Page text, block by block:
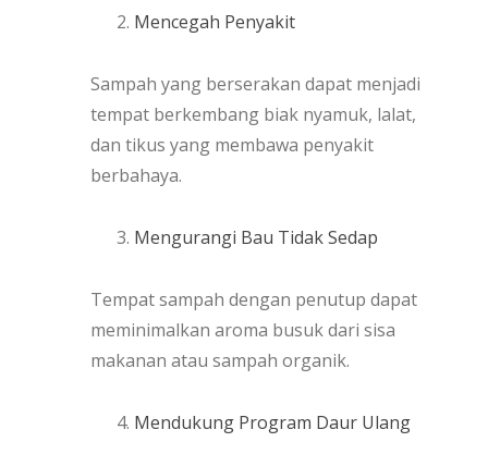
Mencegah Penyakit
Sampah yang berserakan dapat menjadi
tempat berkembang biak nyamuk, lalat,
dan tikus yang membawa penyakit
berbahaya.
Mengurangi Bau Tidak Sedap
Tempat sampah dengan penutup dapat
meminimalkan aroma busuk dari sisa
makanan atau sampah organik.
Mendukung Program Daur Ulang